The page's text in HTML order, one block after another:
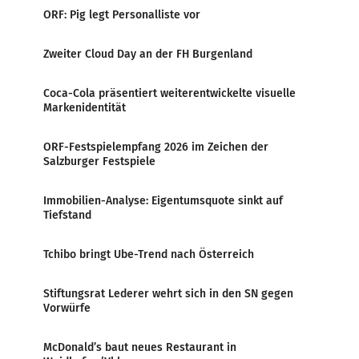
ORF: Pig legt Personalliste vor
Zweiter Cloud Day an der FH Burgenland
Coca-Cola präsentiert weiterentwickelte visuelle
Markenidentität
ORF-Festspielempfang 2026 im Zeichen der
Salzburger Festspiele
Immobilien-Analyse: Eigentumsquote sinkt auf
Tiefstand
Tchibo bringt Ube-Trend nach Österreich
Stiftungsrat Lederer wehrt sich in den SN gegen
Vorwürfe
McDonald’s baut neues Restaurant in